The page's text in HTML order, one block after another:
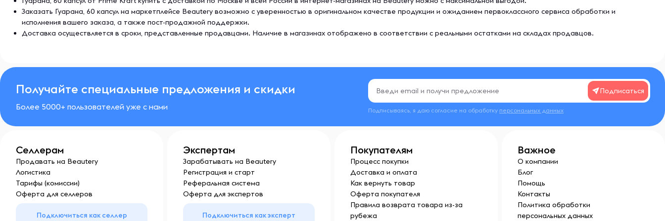
Заказать Гуарана, 60 капсул на маркетплейсе Beautery возможно с уверенностью в оригинальном качестве продукции и ожиданием первоклассного сервиса обработки и
исполнения вашего заказа, а также пост-продажной поддержки.
Доставка осуществляется в сроки, представленные продавцами. Наличие в магазинах отображено в соответствии с реальными остатками на складах продавцов.
Получайте специальные предложения и скидки
Более 5000+ пользователей уже с нами
Подписаться
Подписываясь, я даю согласие на обработку персональных данных
Селлерам
Продавать на Beautery
Логистика
Тарифы (комиссии)
Оферта для селлеров
Подключиться как селлер
Экспертам
Зарабатывать на Beautery
Регистрация и старт
Реферальная система
Оферта для экспертов
Подключиться как эксперт
Покупателям
Процесс покупки
Доставка и оплата
Как вернуть товар
Оферта покупателя
Правила возврата товара из-за
рубежа
Важное
О компании
Блог
Помощь
Контакты
Политика обработки
персональных данных